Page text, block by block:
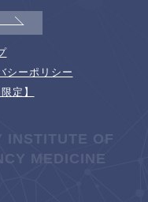
シーポリシー
定】
INSTITUTE OF
MEDICINE